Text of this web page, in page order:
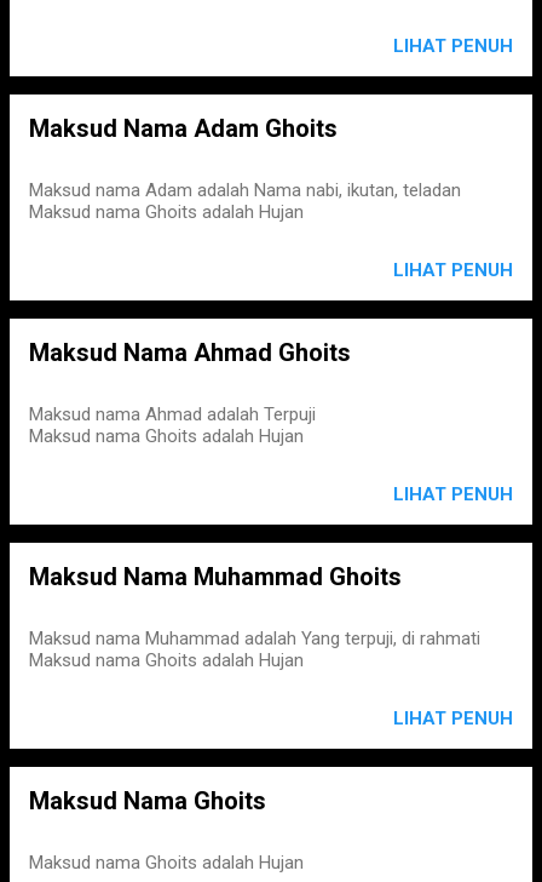
LIHAT PENUH
Maksud Nama Adam Ghoits
Maksud nama Adam adalah Nama nabi, ikutan, teladan
Maksud nama Ghoits adalah Hujan
LIHAT PENUH
Maksud Nama Ahmad Ghoits
Maksud nama Ahmad adalah Terpuji
Maksud nama Ghoits adalah Hujan
LIHAT PENUH
Maksud Nama Muhammad Ghoits
Maksud nama Muhammad adalah Yang terpuji, di rahmati
Maksud nama Ghoits adalah Hujan
LIHAT PENUH
Maksud Nama Ghoits
Maksud nama Ghoits adalah Hujan